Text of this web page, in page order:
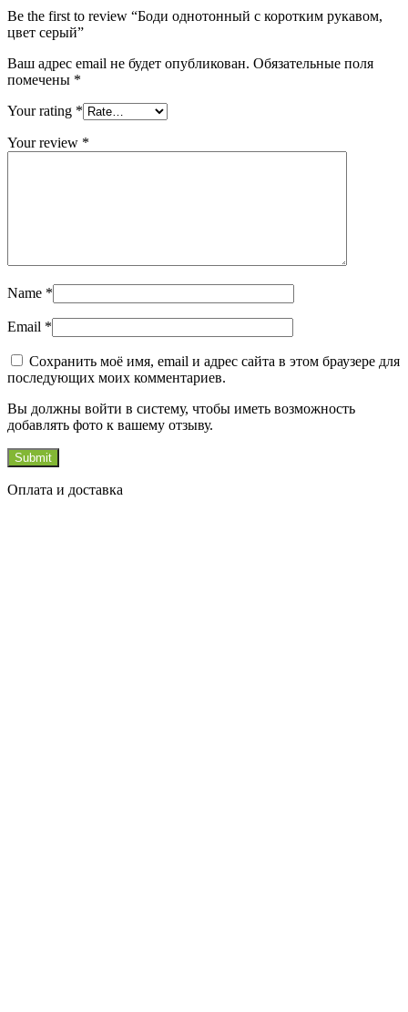
Be the first to review “Боди однотонный с коротким рукавом,
цвет серый”
Ваш адрес email не будет опубликован. Обязательные поля
помечены *
Your rating *
Your review *
Name *
Email *
Сохранить моё имя, email и адрес сайта в этом браузере для
последующих моих комментариев.
Вы должны войти в систему, чтобы иметь возможность
добавлять фото к вашему отзыву.
Оплата и доставка